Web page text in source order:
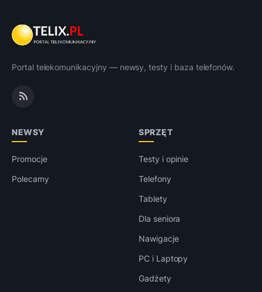
Portal telekomunikacyjny — newsy, testy i baza telefonów.
NEWSY
Promocje
Polecamy
SPRZĘT
Testy i opinie
Telefony
Tablety
Dla seniora
Nawigacje
PC i Laptopy
Gadżety